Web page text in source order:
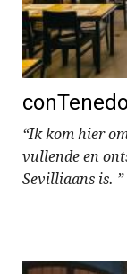
“Ik kom hier
vullende en
Sevilliaans is. ”